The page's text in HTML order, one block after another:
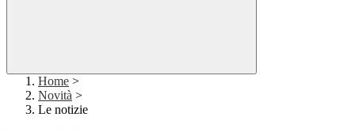
Home >
Novità >
Le notizie